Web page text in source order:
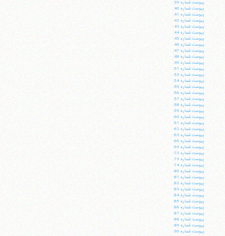
پيوست شماره 39:
پيوست شماره 40:
پيوست شماره 41:
پيوست شماره 42:
پيوست شماره 43:
پيوست شماره 44:
پيوست شماره 45:
پيوست شماره 46:
پيوست شماره 47:
پيوست شماره 48:
پيوست شماره 49:
پيوست شماره 51:
پيوست شماره 53:
پيوست شماره 54:
پيوست شماره 55:
پيوست شماره 56:
پيوست شماره 57:
پيوست شماره 58:
پيوست شماره 59:
پيوست شماره 60:
پيوست شماره 61:
پيوست شماره 62:
پيوست شماره 63:
پيوست شماره 66:
پيوست شماره 69:
پيوست شماره 72:
پيوست شماره 73:
پيوست شماره 74:
پيوست شماره 80:
پيوست شماره 81:
پيوست شماره 82:
پيوست شماره 83:
پيوست شماره 84:
پيوست شماره 85:
پيوست شماره 86:
پيوست شماره 87:
پيوست شماره 88:
پيوست شماره 89:
پيوست شماره 90: